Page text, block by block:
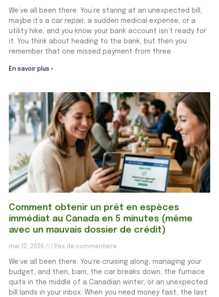
We’ve all been there. You’re staring at an unexpected bill,
maybe it’s a car repair, a sudden medical expense, or a
utility hike, and you know your bank account isn’t ready for
it. You think about heading to the bank, but then you
remember that one missed payment from three
En savoir plus »
Comment obtenir un prêt en espèces
immédiat au Canada en 5 minutes (même
avec un mauvais dossier de crédit)
mai 12, 2026 Pas de commentaire
We’ve all been there. You’re cruising along, managing your
budget, and then, bam, the car breaks down, the furnace
quits in the middle of a Canadian winter, or an unexpected
bill lands in your inbox. When you need money fast, the last